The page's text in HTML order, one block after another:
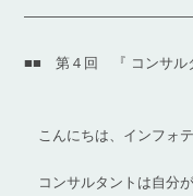
■■ 第４回 『 コンサル
こんにちは、インフォテ
コンサルタントは自分